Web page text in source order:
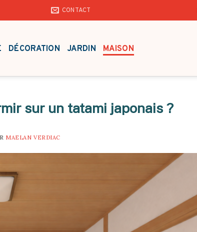
CONTACT
DÉCORATION JARDIN MAISON
sur un tatami japonais ?
MAELAN VERDIAC